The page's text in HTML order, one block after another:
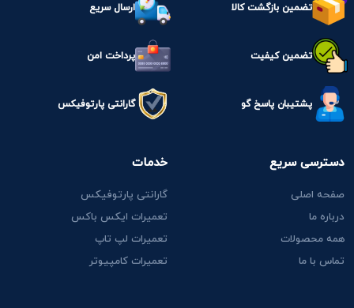
تضمین بازگشت کالا ارسال سریع
تضمین کیفیت پرداخت امن
پشتیبان پاسخ گو گارانتی پارتوفیکس
دسترسی سریع
صفحه اصلی
درباره ما
همه محصولات
تماس با ما
خدمات
گارانتی پارتوفیکس
تعمیرات ایکس باکس
تعمیرات لپ تاپ
تعمیرات کامپیوتر